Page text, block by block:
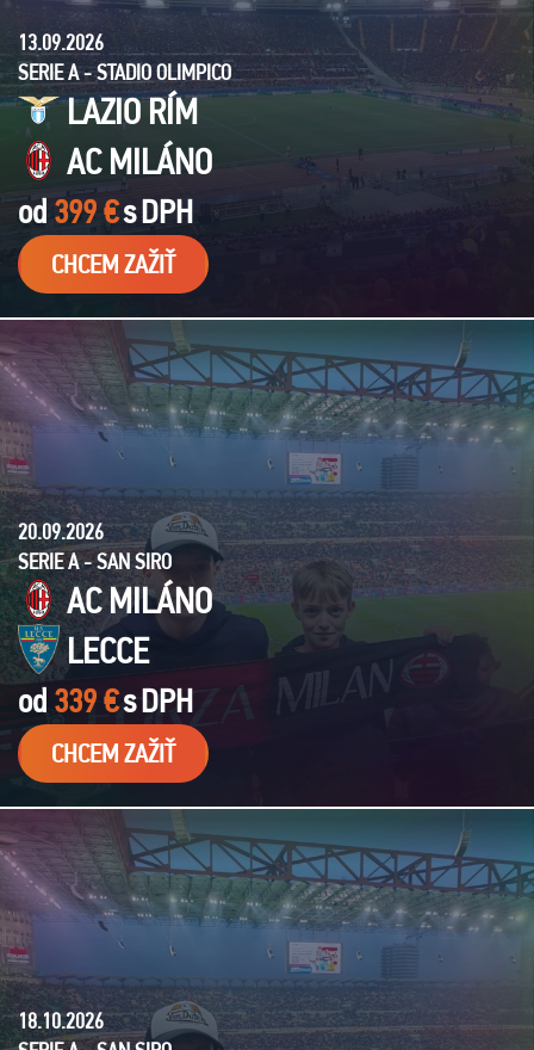
13.09.2026
SERIE A - STADIO OLIMPICO
LAZIO RÍM
AC MILÁNO
od399 €sDPH
CHCEM ZAŽIŤ
20.09.2026
SERIE A - SAN SIRO
AC MILÁNO
LECCE
od 339 €sDPH
CHCEM ZAŽIŤ
18.10.2026